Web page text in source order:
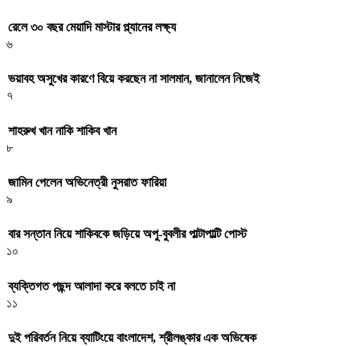
রেলে ৩০ বছর মেয়াদি মাস্টার প্ল্যানের লক্ষ্য
৬
ভয়াবহ অসুখের কারণে বিয়ে করছেন না সালমান, জানালেন নিজেই
৭
শাহরুখ খান নাকি শাকিব খান
৮
জামিন পেলেন অভিনেত্রী নুসরাত ফারিয়া
৯
বার সন্তান নিয়ে শাকিবকে জড়িয়ে অপু-বুবলীর পাল্টাপাল্টি পোস্ট
১০
ব্যক্তিগত পছন্দ আলাদা করে বলতে চাই না
১১
দুই পরিবর্তন নিয়ে ব্যাটিংয়ে বাংলাদেশ, শ্রীলঙ্কার এক অভিষেক